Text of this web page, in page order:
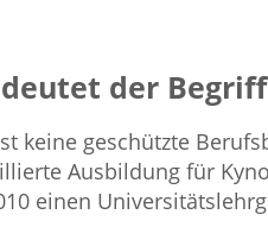
der
keine geschützte
Ausbildung für
einen